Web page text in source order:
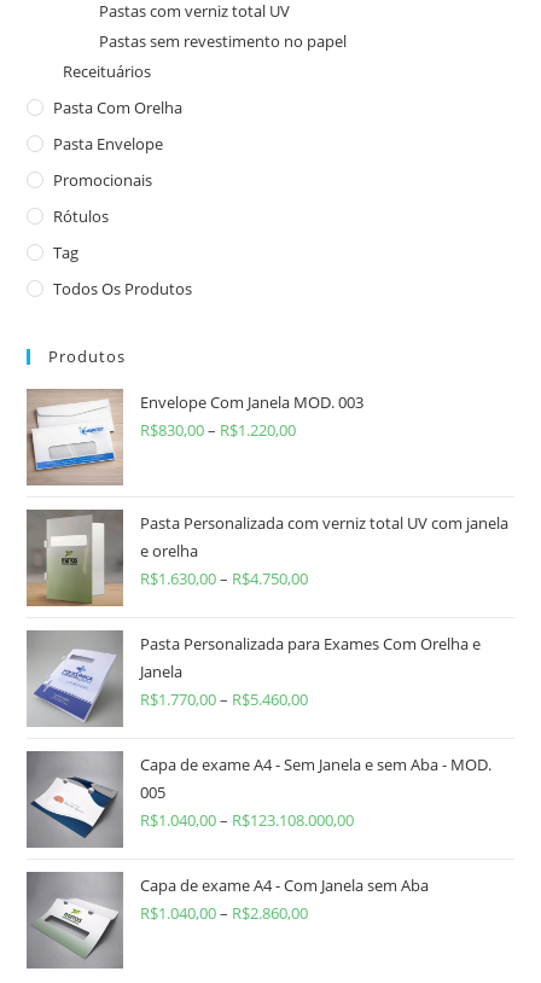
Pastas com verniz total UV
Pastas sem revestimento no papel
Receituários
Pasta Com Orelha
Pasta Envelope
Promocionais
Rótulos
Tag
Todos Os Produtos
Produtos
Envelope Com Janela MOD. 003
R$830,00– R$1.220,00
Pasta Personalizada com verniz total UV com janela
e orelha
R$1.630,00– R$4.750,00
Pasta Personalizada para Exames Com Orelha e
Janela
R$1.770,00– R$5.460,00
Capa de exame A4 - Sem Janela e sem Aba - MOD.
005
R$1.040,00– R$123.108.000,00
Capa de exame A4 - Com Janela sem Aba
R$1.040,00– R$2.860,00